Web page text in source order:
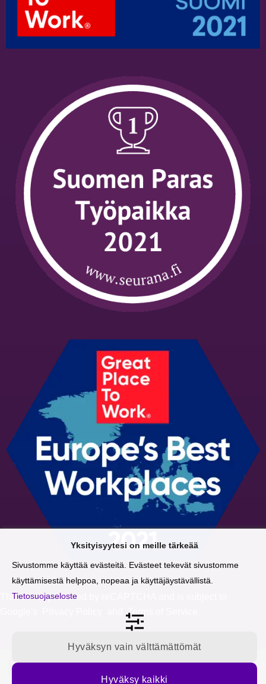
This site is protected by reCAPTCHA and is subject to
Terms of Service
Yksityisyytesi on meille tärkeää
Sivustomme käyttää evästeitä. Evästeet tekevät sivustomme
käyttämisestä helppoa, nopeaa ja käyttäjäystävällistä.
Tietosuojaseloste
Hyväksy kaikki
Hyväksyn vain välttämättömät